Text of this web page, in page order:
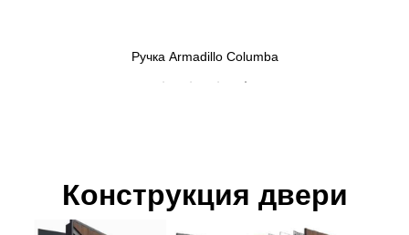
Ручка Armadillo Columba
Конструкция двери